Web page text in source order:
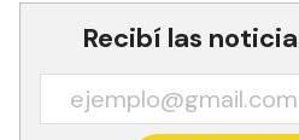
Recibí las